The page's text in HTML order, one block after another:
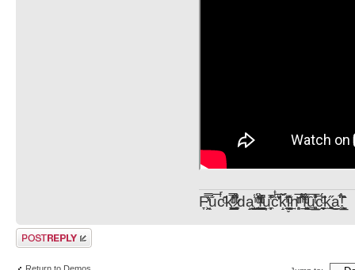
F̞͖̭̿̔ͯu̐̅cͬ̑ͩk̨̤̳͇̮̭̪̠̽̿̓̆ͭͩ ̷̩̰͎̩͓̘̾̀ͬ̊ͭ͛ͅda̝̺͙̬͎̝̾͟ ̰̜̝̯͉̯̖̓̎́ͨ̽ͫ͟f̟͇̭̀ͬͨͭ̐̚u̹̼̹̗̞͑̔͂͐̚cͭ̅̊̆̒̆ǩ̝̩̯́ͥ̔̍̑ḭ͓͍̳̬ͦ̽͂n͍͎͈̈̅ͩͬ ̊ͫ̂̾̑̈́f̲͚͉͓͗̋́ͧͦ̅ȗ͇̲̻͈̲̅̎͗͒ͭ͡c̬̟̠̹̯̈́ͩ͘ͅk̫̠̻̋͜a̲͒̾̇!͙͕̺͉̗̩̲̂̏̄̀
Post a reply